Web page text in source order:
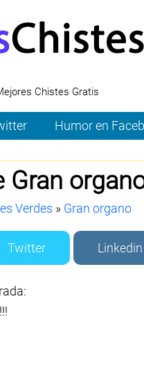
Chistes Gratis
Humor en
Gran
Verdes » Gran organo
Twitter Linkedin